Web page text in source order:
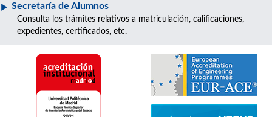
Secretaría de Alumnos
Consulta los trámites relativos a matriculación, calificaciones,
expedientes, certificados, etc.